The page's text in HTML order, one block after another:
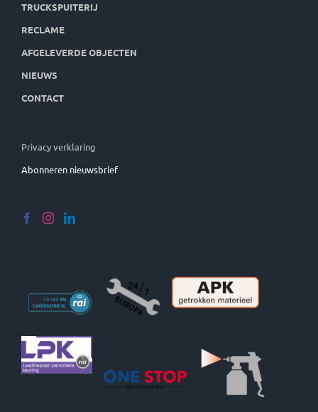
TRUCKSPUITERIJ
RECLAME
AFGELEVERDE OBJECTEN
NIEUWS
CONTACT
Privacy verklaring
Abonneren nieuwsbrief